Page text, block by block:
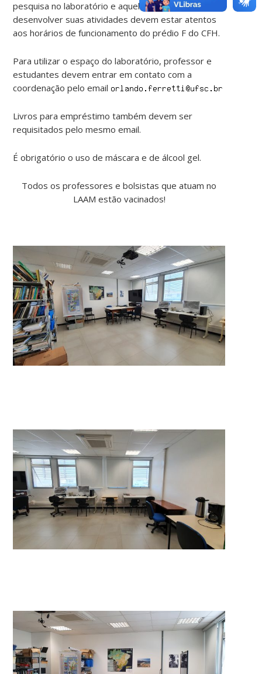
pesquisa no laboratório e aqueles que desejam
desenvolver suas atividades devem estar atentos
aos horários de funcionamento do prédio F do CFH.
Para utilizar o espaço do laboratório, professor e
estudantes devem entrar em contato com a
coordenação pelo email
Livros para empréstimo também devem ser
requisitados pelo mesmo email.
É obrigatório o uso de máscara e de álcool gel.
Todos os professores e bolsistas que atuam no
LAAM estão vacinados!